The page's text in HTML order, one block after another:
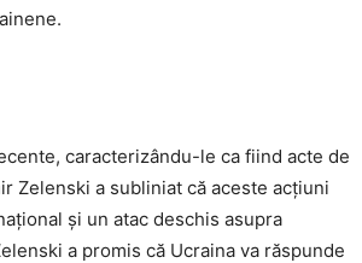
caracterizându-le ca fiind acte de
Zelenski a subliniat că aceste acțiuni
și un atac deschis asupra
a promis că Ucraina va răspunde